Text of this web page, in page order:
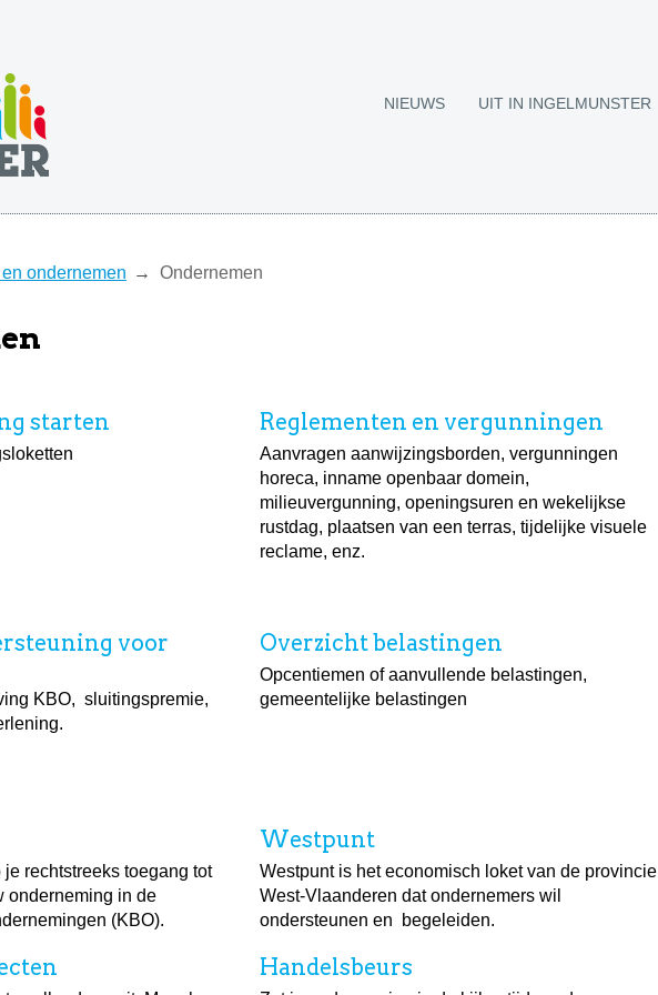
NIEUWS UIT IN INGELMUNSTER
ondernemen Ondernemen
starten Reglementen en vergunningen
Aanvragen aanwijzingsborden, vergunningen
horeca, inname openbaar domein,
milieuvergunning, openingsuren en wekelijkse
rustdag, plaatsen van een terras, tijdelijke visuele
reclame, enz.
voor
KBO, sluitingspremie,
Overzicht belastingen
Opcentiemen of aanvullende belastingen,
gemeentelijke belastingen
rechtstreeks toegang tot
onderneming in de
(KBO).
Westpunt
Westpunt is het economisch loket van de provincie
West-Vlaanderen dat ondernemers wil
ondersteunen en begeleiden.
Handelsbeurs